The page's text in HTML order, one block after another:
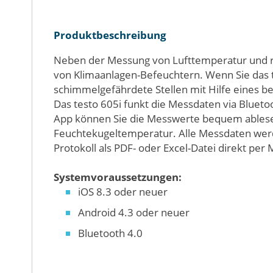
Produktbeschreibung
Neben der Messung von Lufttemperatur und
von Klimaanlagen-Befeuchtern. Wenn Sie
schimmelgefährdete Stellen mit Hilfe eines
Das testo 605i funkt die Messdaten via
App können Sie die Messwerte bequem
Feuchtekugeltemperatur. Alle Messdaten
Protokoll als PDF- oder Excel-Datei direkt per
Systemvoraussetzungen:
iOS 8.3 oder neuer
Android 4.3 oder neuer
Bluetooth 4.0